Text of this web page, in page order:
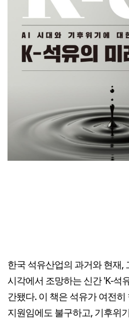
한국 석유산업의 과거와 현재,
시각에서 조망하는 신간 'K-석
간됐다. 이 책은 석유가 여전
지원임에도 불구하고, 기후위